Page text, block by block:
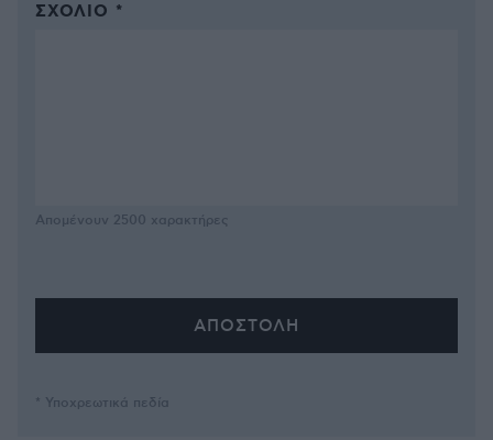
ΣΧΌΛΙΟ *
Απομένουν 2500 χαρακτήρες
* Υποχρεωτικά πεδία